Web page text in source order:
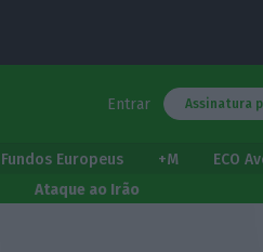
Entrar Assinatura
Fundos Europeus +M
ECO
Ataque ao Irão